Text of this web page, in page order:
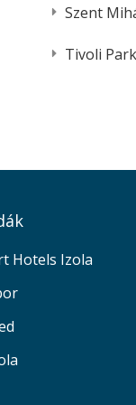
Szent
Tivoli
Hotels Izola